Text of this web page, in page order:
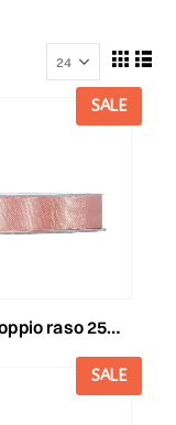
SALE
25mm50mt rosa chiaro
SALE